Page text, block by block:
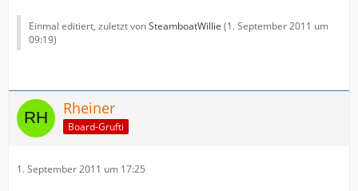
Einmal editiert, zuletzt vonSteamboatWillie (1. September 2011 um
09:19)
Rheiner
Board-Grufti
1. September 2011 um 17:25